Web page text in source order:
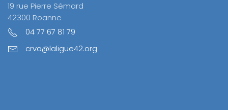
19 rue Pierre Sémard
42300 Roanne
04 77 67 81 79
crva@laligue42.org